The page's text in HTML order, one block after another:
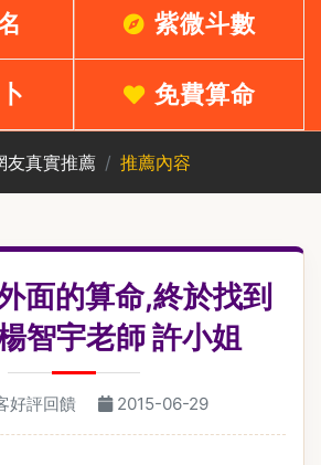
紫微斗數
免費算命
友真實推薦 推薦內容
面的算命,終於找到
智宇老師 許小姐
好評回饋 2015-06-29